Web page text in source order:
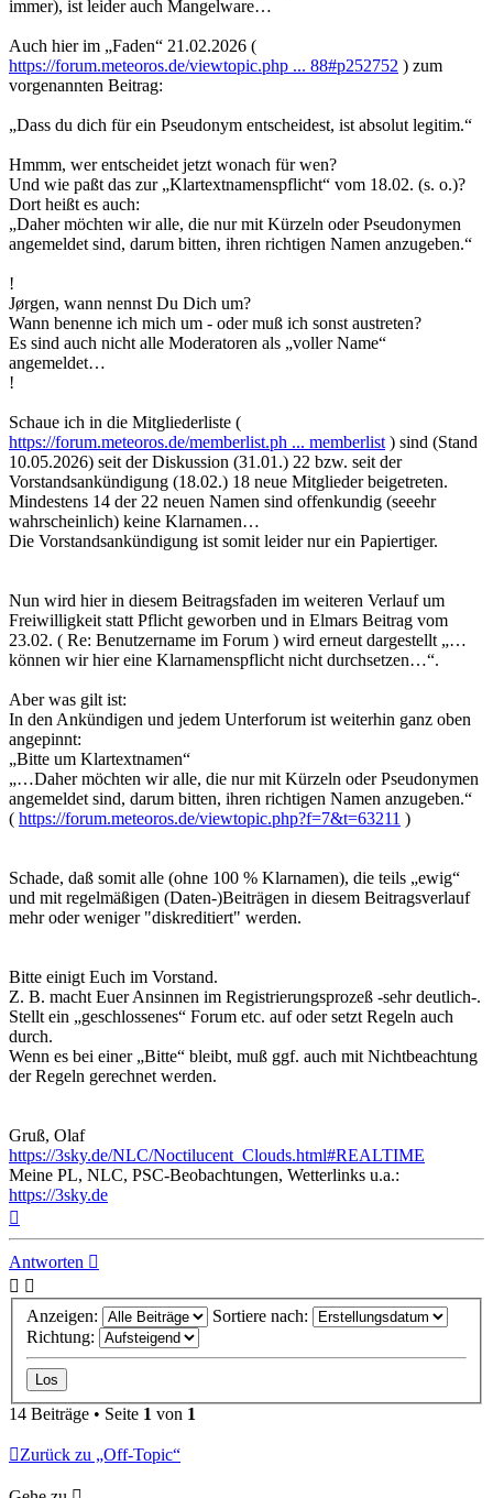
immer), ist leider auch Mangelware…
Auch hier im „Faden“ 21.02.2026 (
https://forum.meteoros.de/viewtopic.php ... 88#p252752 ) zum
vorgenannten Beitrag:
„Dass du dich für ein Pseudonym entscheidest, ist absolut legitim.“
Hmmm, wer entscheidet jetzt wonach für wen?
Und wie paßt das zur „Klartextnamenspflicht“ vom 18.02. (s. o.)?
Dort heißt es auch:
„Daher möchten wir alle, die nur mit Kürzeln oder Pseudonymen
angemeldet sind, darum bitten, ihren richtigen Namen anzugeben.“
!
Jørgen, wann nennst Du Dich um?
Wann benenne ich mich um - oder muß ich sonst austreten?
Es sind auch nicht alle Moderatoren als „voller Name“
angemeldet…
!
Schaue ich in die Mitgliederliste (
https://forum.meteoros.de/memberlist.ph ... memberlist) sind (Stand
10.05.2026) seit der Diskussion (31.01.) 22 bzw. seit der
Vorstandsankündigung (18.02.) 18 neue Mitglieder beigetreten.
Mindestens 14 der 22 neuen Namen sind offenkundig (seeehr
wahrscheinlich) keine Klarnamen…
Die Vorstandsankündigung ist somit leider nur ein Papiertiger.
Nun wird hier in diesem Beitragsfaden im weiteren Verlauf um
Freiwilligkeit statt Pflicht geworben und in Elmars Beitrag vom
23.02. ( Re: Benutzername im Forum ) wird erneut dargestellt „…
können wir hier eine Klarnamenspflicht nicht durchsetzen…“.
Aber was gilt ist:
In den Ankündigen und jedem Unterforum ist weiterhin ganz oben
angepinnt:
„Bitte um Klartextnamen“
„…Daher möchten wir alle, die nur mit Kürzeln oder Pseudonymen
angemeldet sind, darum bitten, ihren richtigen Namen anzugeben.“
( https://forum.meteoros.de/viewtopic.php?f=7&t=63211 )
Schade, daß somit alle (ohne 100 % Klarnamen), die teils „ewig“
und mit regelmäßigen (Daten-)Beiträgen in diesem Beitragsverlauf
mehr oder weniger "diskreditiert" werden.
Bitte einigt Euch im Vorstand.
Z. B. macht Euer Ansinnen im Registrierungsprozeß -sehr deutlich-.
Stellt ein „geschlossenes“ Forum etc. auf oder setzt Regeln auch
durch.
Wenn es bei einer „Bitte“ bleibt, muß ggf. auch mit Nichtbeachtung
der Regeln gerechnet werden.
Gruß, Olaf
https://3sky.de/NLC/Noctilucent_Clouds.html#REALTIME
Meine PL, NLC, PSC-Beobachtungen, Wetterlinks u.a.:
https://3sky.de
oben
Antworten
Anzeigen:
Sortiere nach:
Richtung:
14 Beiträge • Seite 1 von 1
Zurück zu „Off-Topic“